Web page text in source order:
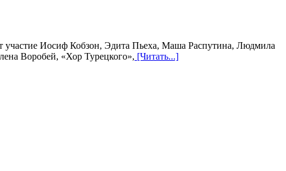
участие Иосиф Кобзон, Эдита Пьеха, Маша Распутина, Людмила
Воробей, «Хор Турецкого», [Читать...]